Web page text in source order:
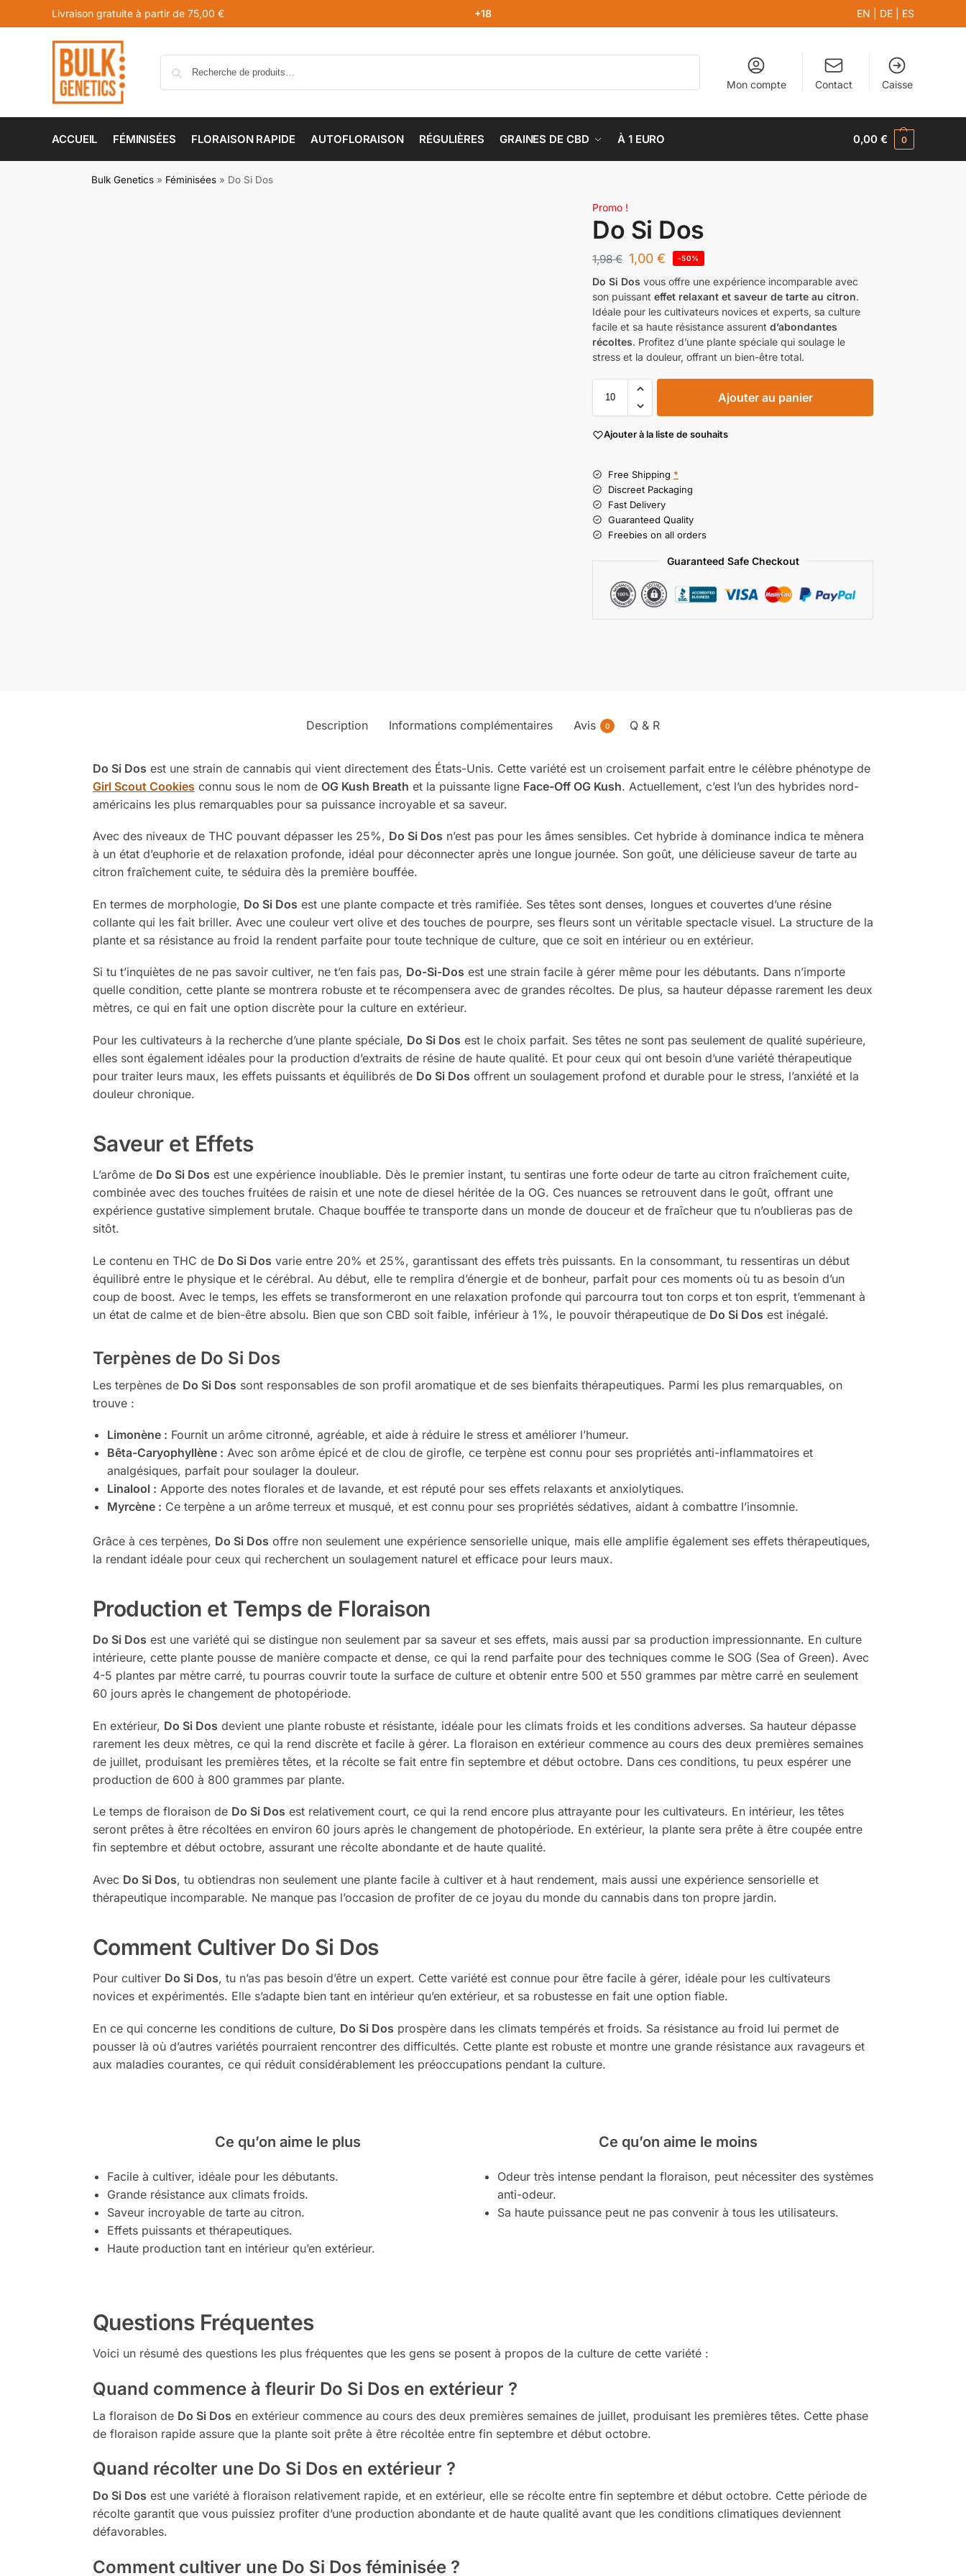
Livraison gratuite à partir de 75,00 € +18 EN DE ES
Mon compte Contact Caisse
ACCUEIL FÉMINISÉES FLORAISON RAPIDE AUTOFLORAISON RÉGULIÈRES GRAINES DE CBD À 1 EURO 0,00€ 0
Bulk Genetics » Féminisées » Do Si Dos
Promo !
Do Si Dos
1,98€ 1,00€ -50%
Do Si Dos vous offre une expérience incomparable avec
son puissanteffet relaxant et saveur de tarte au citron.
Idéale pour les cultivateurs novices et experts, sa culture
facile et sa haute résistance assurentd’abondantes
récoltes. Profitez d’une plante spéciale qui soulage le
stress et la douleur, offrant un bien-être total.
Ajouter au panier
Ajouter à la liste de souhaits
Free Shipping *
Discreet Packaging
Fast Delivery
Guaranteed Quality
Freebies on all orders
Guaranteed Safe Checkout
Description Informations complémentaires Avis 0 Q & R
Do Si Dos est une strain de cannabis qui vient directement des États-Unis. Cette variété est un croisement parfait entre le célèbre phénotype de
Girl Scout Cookies connu sous le nom de OG Kush Breath et la puissante ligne Face-Off OG Kush. Actuellement, c’est l’un des hybrides nord-
américains les plus remarquables pour sa puissance incroyable et sa saveur.
Avec des niveaux de THC pouvant dépasser les 25%, Do Si Dos n’est pas pour les âmes sensibles. Cet hybride à dominance indica te mènera
à un état d’euphorie et de relaxation profonde, idéal pour déconnecter après une longue journée. Son goût, une délicieuse saveur de tarte au
citron fraîchement cuite, te séduira dès la première bouffée.
En termes de morphologie, Do Si Dos est une plante compacte et très ramifiée. Ses têtes sont denses, longues et couvertes d’une résine
collante qui les fait briller. Avec une couleur vert olive et des touches de pourpre, ses fleurs sont un véritable spectacle visuel. La structure de la
plante et sa résistance au froid la rendent parfaite pour toute technique de culture, que ce soit en intérieur ou en extérieur.
Si tu t’inquiètes de ne pas savoir cultiver, ne t’en fais pas, Do-Si-Dos est une strain facile à gérer même pour les débutants. Dans n’importe
quelle condition, cette plante se montrera robuste et te récompensera avec de grandes récoltes. De plus, sa hauteur dépasse rarement les deux
mètres, ce qui en fait une option discrète pour la culture en extérieur.
Pour les cultivateurs à la recherche d’une plante spéciale, Do Si Dos est le choix parfait. Ses têtes ne sont pas seulement de qualité supérieure,
elles sont également idéales pour la production d’extraits de résine de haute qualité. Et pour ceux qui ont besoin d’une variété thérapeutique
pour traiter leurs maux, les effets puissants et équilibrés de Do Si Dos offrent un soulagement profond et durable pour le stress, l’anxiété et la
douleur chronique.
Saveur et Effets
L’arôme de Do Si Dos est une expérience inoubliable. Dès le premier instant, tu sentiras une forte odeur de tarte au citron fraîchement cuite,
combinée avec des touches fruitées de raisin et une note de diesel héritée de la OG. Ces nuances se retrouvent dans le goût, offrant une
expérience gustative simplement brutale. Chaque bouffée te transporte dans un monde de douceur et de fraîcheur que tu n’oublieras pas de
sitôt.
Le contenu en THC de Do Si Dos varie entre 20% et 25%, garantissant des effets très puissants. En la consommant, tu ressentiras un début
équilibré entre le physique et le cérébral. Au début, elle te remplira d’énergie et de bonheur, parfait pour ces moments où tu as besoin d’un
coup de boost. Avec le temps, les effets se transformeront en une relaxation profonde qui parcourra tout ton corps et ton esprit, t’emmenant à
un état de calme et de bien-être absolu. Bien que son CBD soit faible, inférieur à 1%, le pouvoir thérapeutique de Do Si Dos est inégalé.
Terpènes de Do Si Dos
Les terpènes de Do Si Dos sont responsables de son profil aromatique et de ses bienfaits thérapeutiques. Parmi les plus remarquables, on
trouve :
Limonène : Fournit un arôme citronné, agréable, et aide à réduire le stress et améliorer l’humeur.
Bêta-Caryophyllène : Avec son arôme épicé et de clou de girofle, ce terpène est connu pour ses propriétés anti-inflammatoires et
analgésiques, parfait pour soulager la douleur.
Linalool : Apporte des notes florales et de lavande, et est réputé pour ses effets relaxants et anxiolytiques.
Myrcène : Ce terpène a un arôme terreux et musqué, et est connu pour ses propriétés sédatives, aidant à combattre l’insomnie.
Grâce à ces terpènes, Do Si Dos offre non seulement une expérience sensorielle unique, mais elle amplifie également ses effets thérapeutiques,
la rendant idéale pour ceux qui recherchent un soulagement naturel et efficace pour leurs maux.
Production et Temps de Floraison
Do Si Dos est une variété qui se distingue non seulement par sa saveur et ses effets, mais aussi par sa production impressionnante. En culture
intérieure, cette plante pousse de manière compacte et dense, ce qui la rend parfaite pour des techniques comme le SOG (Sea of Green). Avec
4-5 plantes par mètre carré, tu pourras couvrir toute la surface de culture et obtenir entre 500 et 550 grammes par mètre carré en seulement
60 jours après le changement de photopériode.
En extérieur, Do Si Dos devient une plante robuste et résistante, idéale pour les climats froids et les conditions adverses. Sa hauteur dépasse
rarement les deux mètres, ce qui la rend discrète et facile à gérer. La floraison en extérieur commence au cours des deux premières semaines
de juillet, produisant les premières têtes, et la récolte se fait entre fin septembre et début octobre. Dans ces conditions, tu peux espérer une
production de 600 à 800 grammes par plante.
Le temps de floraison de Do Si Dos est relativement court, ce qui la rend encore plus attrayante pour les cultivateurs. En intérieur, les têtes
seront prêtes à être récoltées en environ 60 jours après le changement de photopériode. En extérieur, la plante sera prête à être coupée entre
fin septembre et début octobre, assurant une récolte abondante et de haute qualité.
Avec Do Si Dos, tu obtiendras non seulement une plante facile à cultiver et à haut rendement, mais aussi une expérience sensorielle et
thérapeutique incomparable. Ne manque pas l’occasion de profiter de ce joyau du monde du cannabis dans ton propre jardin.
Comment Cultiver Do Si Dos
Pour cultiver Do Si Dos, tu n’as pas besoin d’être un expert. Cette variété est connue pour être facile à gérer, idéale pour les cultivateurs
novices et expérimentés. Elle s’adapte bien tant en intérieur qu’en extérieur, et sa robustesse en fait une option fiable.
En ce qui concerne les conditions de culture, Do Si Dos prospère dans les climats tempérés et froids. Sa résistance au froid lui permet de
pousser là où d’autres variétés pourraient rencontrer des difficultés. Cette plante est robuste et montre une grande résistance aux ravageurs et
aux maladies courantes, ce qui réduit considérablement les préoccupations pendant la culture.
Ce qu’on aime le plus
Facile à cultiver, idéale pour les débutants.
Grande résistance aux climats froids.
Saveur incroyable de tarte au citron.
Effets puissants et thérapeutiques.
Haute production tant en intérieur qu’en extérieur.
Ce qu’on aime le moins
Odeur très intense pendant la floraison, peut nécessiter des systèmes
anti-odeur.
Sa haute puissance peut ne pas convenir à tous les utilisateurs.
Questions Fréquentes
Voici un résumé des questions les plus fréquentes que les gens se posent à propos de la culture de cette variété :
Quand commence à fleurir Do Si Dos en extérieur ?
La floraison de Do Si Dos en extérieur commence au cours des deux premières semaines de juillet, produisant les premières têtes. Cette phase
de floraison rapide assure que la plante soit prête à être récoltée entre fin septembre et début octobre.
Quand récolter une Do Si Dos en extérieur ?
Do Si Dos est une variété à floraison relativement rapide, et en extérieur, elle se récolte entre fin septembre et début octobre. Cette période de
récolte garantit que vous puissiez profiter d’une production abondante et de haute qualité avant que les conditions climatiques deviennent
défavorables.
Comment cultiver une Do Si Dos féminisée ?